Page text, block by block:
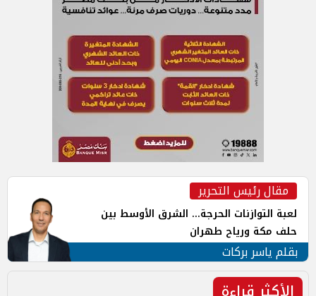
مقال رئيس التحرير
لعبة التوازنات الحرجة... الشرق الأوسط بين
حلف مكة ورياح طهران
بقلم ياسر بركات